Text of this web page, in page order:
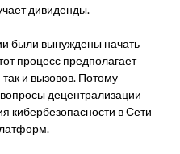
дивиденды.
были вынуждены начать
процесс предполагает
и вызовов. Потому
децентрализации
кибербезопасности в Сети